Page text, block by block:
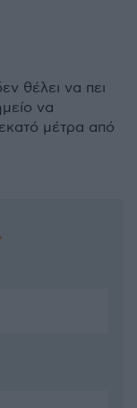
θέλει να πει
να
μέτρα από